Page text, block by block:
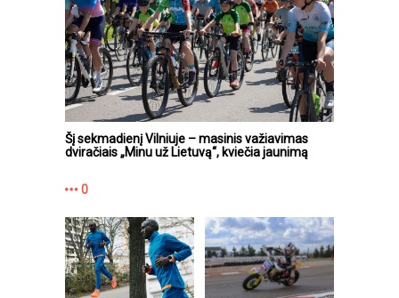
Šį sekmadienį Vilniuje – masinis važiavimas
dviračiais „Minu už Lietuvą“, kviečia jaunimą
0